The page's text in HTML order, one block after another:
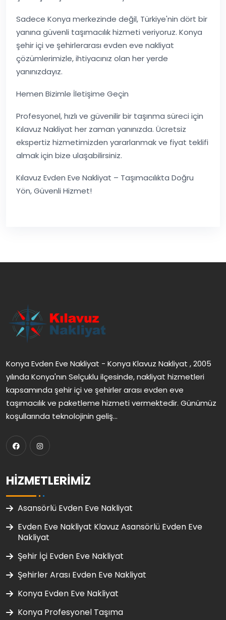
Sadece Konya merkezinde değil, Türkiye'nin dört bir
yanına güvenli taşımacılık hizmeti veriyoruz. Konya
şehir içi ve şehirlerarası evden eve nakliyat
çözümlerimizle, ihtiyacınız olan her yerde
yanınızdayız.
Hemen Bizimle İletişime Geçin
Profesyonel, hızlı ve güvenilir bir taşınma süreci için
Kılavuz Nakliyat her zaman yanınızda. Ücretsiz
ekspertiz hizmetimizden yararlanmak ve fiyat teklifi
almak için bize ulaşabilirsiniz.
Kılavuz Evden Eve Nakliyat – Taşımacılıkta Doğru
Yön, Güvenli Hizmet!
Konya Evden Eve Nakliyat - Konya Klavuz Nakliyat , 2005
yılında Konya'nın Selçuklu ilçesinde, nakliyat hizmetleri
kapsamında şehir içi ve şehirler arası evden eve
taşımacılık ve paketleme hizmeti vermektedir. Günümüz
koşullarında teknolojinin geliş...
HIZMETLERIMIZ
Asansörlü Evden Eve Nakliyat
Evden Eve Nakliyat Klavuz Asansörlü Evden Eve
Nakliyat
Şehir İçi Evden Eve Nakliyat
Şehirler Arası Evden Eve Nakliyat
Konya Evden Eve Nakliyat
Konya Profesyonel Taşıma